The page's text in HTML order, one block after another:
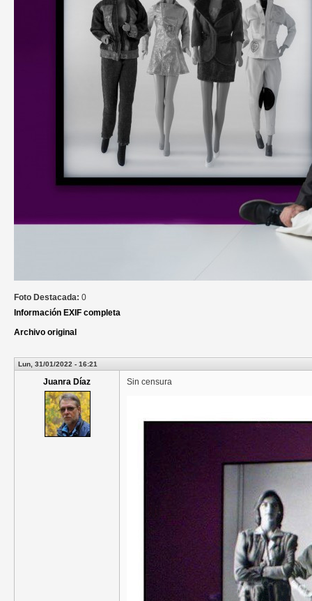
Foto Destacada: 0
Información EXIF completa
Archivo original
Lun, 31/01/2022 - 16:21
Juanra Díaz Sin censura